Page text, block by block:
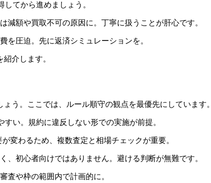
てから進めましょう。
額や買取不可の原因に。丁寧に扱うことが肝心です。
を圧迫。先に返済シミュレーションを。
介します。
う。ここでは、ルール順守の観点を最優先にしています。
い。規約に違反しない形での実施が前提。
変わるため、複数査定と相場チェックが重要。
初心者向けではありません。避ける判断が無難です。
査や枠の範囲内で計画的に。